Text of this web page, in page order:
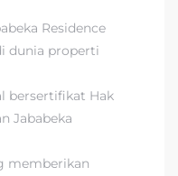
Residence
dunia properti
bersertifikat Hak
Jababeka
memberikan